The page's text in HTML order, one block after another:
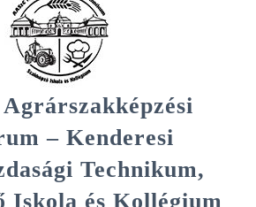
– Kenderesi
Technikum,
Iskola és Kollégium